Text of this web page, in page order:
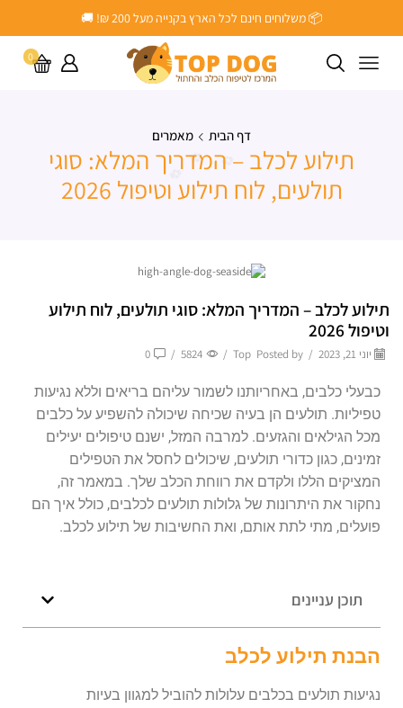
📦 משלוחים חינם לכל הארץ בקנייה מעל ‎200 ₪! 🚚
0
דף הבית מאמרים
תילוע לכלב – המדריך המלא: סוגי
תולעים, לוח תילוע וטיפול 2026
תילוע לכלב – המדריך המלא: סוגי תולעים, לוח תילוע
וטיפול 2026
יוני 21, 2023 /
Posted by
Top
/
5824
/
0
כבעלי כלבים, באחריותנו לשמור עליהם בריאים וללא נגיעות
טפיליות. תולעים הן בעיה שכיחה שיכולה להשפיע על כלבים
מכל הגילאים והגזעים. למרבה המזל, ישנם טיפולים יעילים
זמינים, כגון כדורי תולעים, שיכולים לחסל את הטפילים
המציקים הללו ולקדם את רווחת הכלב שלך. במאמר זה,
נחקור את היתרונות של גלולות תולעים לכלבים, כולל איך הם
פועלים, מתי לתת אותם, ואת החשיבות של תילוע לכלב.
תוכן עניינים
הבנת תילוע לכלב
נגיעות תולעים בכלבים עלולות להוביל למגוון בעיות